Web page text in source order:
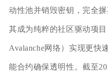
动性池并销毁密钥，完全
其成为纯粹的社区驱动项
Avalanche网络）实现更快
能合约确保透明性。截至